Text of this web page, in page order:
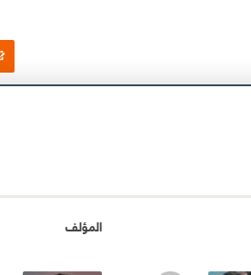
المؤلف